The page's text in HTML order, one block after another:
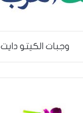
وجبات الكيتو دايت